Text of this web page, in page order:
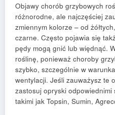
Objawy chorób grzybowych
różnorodne, ale najczęściej
zmiennym kolorze – od
czarne. Często pojawia się
pędy mogą gnić lub więdnąć.
roślinę, ponieważ choroby
szybko, szczególnie w
wentylacji. Jeśli zauważysz te
zastosuj opryski
takimi jak Topsin, Sumin,